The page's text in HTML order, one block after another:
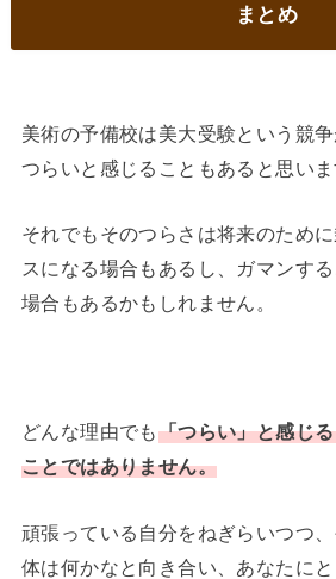
まとめ
美術の予備校は美大受験という競争
つらいと感じることもあると思いま
それでもそのつらさは将来のため
スになる場合もあるし、ガマンす
場合もあるかもしれません。
どんな理由でも「つらい」と感じ
ことではありません。
頑張っている自分をねぎらいつつ
体は何かなと向き合い、あなたに